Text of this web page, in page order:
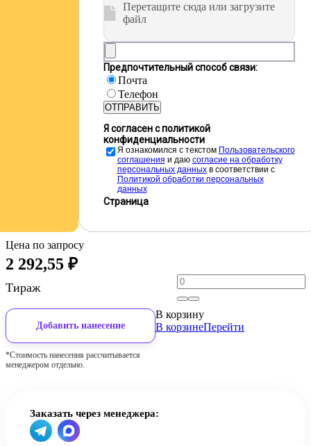
Перетащите сюда или загрузите
файл
Предпочтительный способ связи:
Почта
Телефон
ОТПРАВИТЬ
Я согласен с политикой
конфиденциальности
Я ознакомился с текстом Пользовательского
соглашения и даю cогласие на обработку
персональных данныхв соответствии с
Политикой обработки персональных
данных
Страница
Цена по запросу
2 292,55 ₽
Тираж
Добавить нанесение
*Стоимость нанесения рассчитывается
менеджером отдельно.
В корзину
В корзинеПерейти
Заказать через менеджера: